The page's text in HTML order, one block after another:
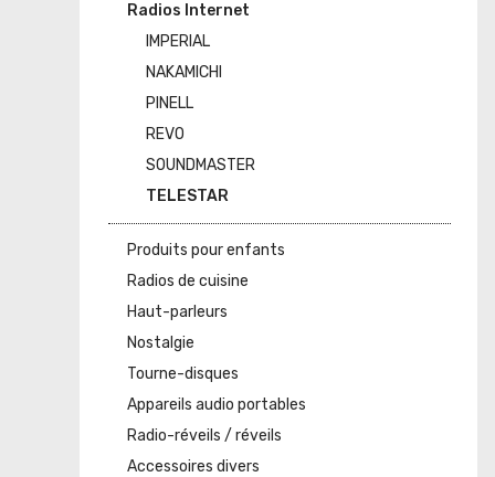
Radios Internet
IMPERIAL
NAKAMICHI
PINELL
REVO
SOUNDMASTER
TELESTAR
Produits pour enfants
Radios de cuisine
Haut-parleurs
Nostalgie
Tourne-disques
Appareils audio portables
Radio-réveils / réveils
Accessoires divers